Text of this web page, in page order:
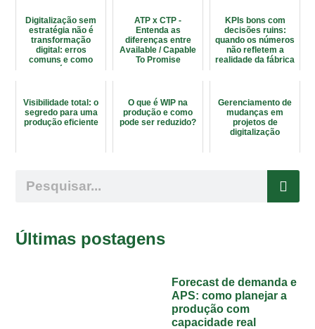
Digitalização sem
estratégia não é
transformação
digital: erros
comuns e como
evitá-los
ATP x CTP -
Entenda as
diferenças entre
Available / Capable
To Promise
KPIs bons com
decisões ruins:
quando os números
não refletem a
realidade da fábrica
Visibilidade total: o
segredo para uma
produção eficiente
O que é WIP na
produção e como
pode ser reduzido?
Gerenciamento de
mudanças em
projetos de
digitalização
Últimas postagens
Forecast de demanda e
APS: como planejar a
produção com
capacidade real